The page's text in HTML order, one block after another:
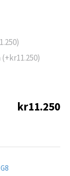
)
(+kr11.250)
kr11.250